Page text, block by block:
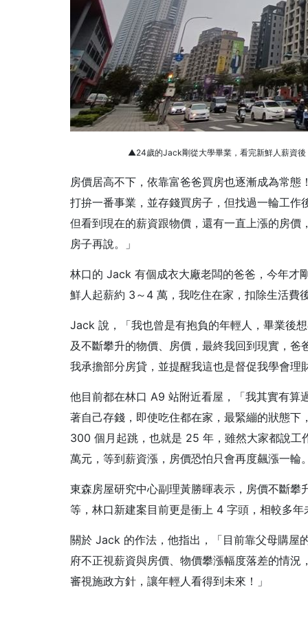
▲24歲的Jack剛從大學畢業，看完新鮮人薪資後
房價居高不下，依靠富爸爸買房也逐漸成為常
打拚一番事業，並存錢買房子，但找過一輪工
但看到現在的薪資跟物價，還有一直上漲的房
房子再說。」
林口的 Jack 有個成衣大廠老闆的爸爸，今年才
鮮人起薪約 3～4 萬，我吃住在家，扣除生活費
Jack 說，「我也曾是有抱負的年輕人，畢業後
及不斷攀升的物價、房價，最終我回到現實，
我承擔部分房貸，並提醒我這也是督促我學會理
他目前都在林口 A9 站附近看屋，「我其實有
著自己存錢，即使吃住都在家，最緊繃的狀態
300 個月起跳，也就是 25 年，雖然大家都說工
萬元，等到薪資漲，房價恐怕只會再度飆漲一輪
東森房屋研究中心副理黃勝暉表示，房價不斷
等，林口新建案目前更是衝上 4 字頭，相較多
關於 Jack 的作法，他指出，「目前靠父母購屋
府不正視薪資與房價、物價攀漲幅度落差的情
審視施政方針，讓年輕人看得到未來！」